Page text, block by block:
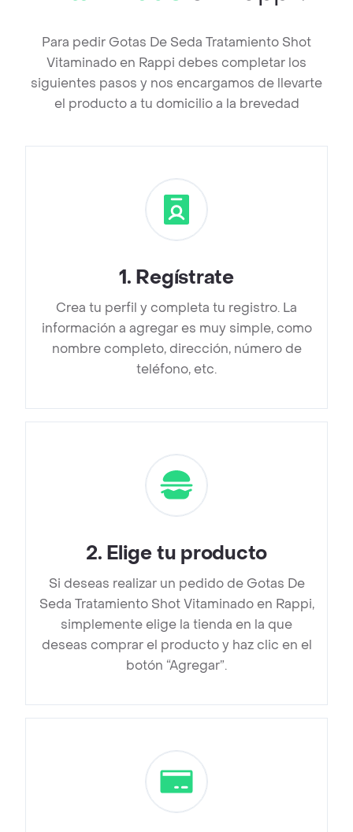
Para pedir Gotas De Seda Tratamiento Shot
Vitaminado en Rappi debes completar los
siguientes pasos y nos encargamos de llevarte
el producto a tu domicilio a la brevedad
1. Regístrate
Crea tu perfil y completa tu registro. La
información a agregar es muy simple, como
nombre completo, dirección, número de
teléfono, etc.
2. Elige tu producto
Si deseas realizar un pedido de Gotas De
Seda Tratamiento Shot Vitaminado en Rappi,
simplemente elige la tienda en la que
deseas comprar el producto y haz clic en el
botón “Agregar”.